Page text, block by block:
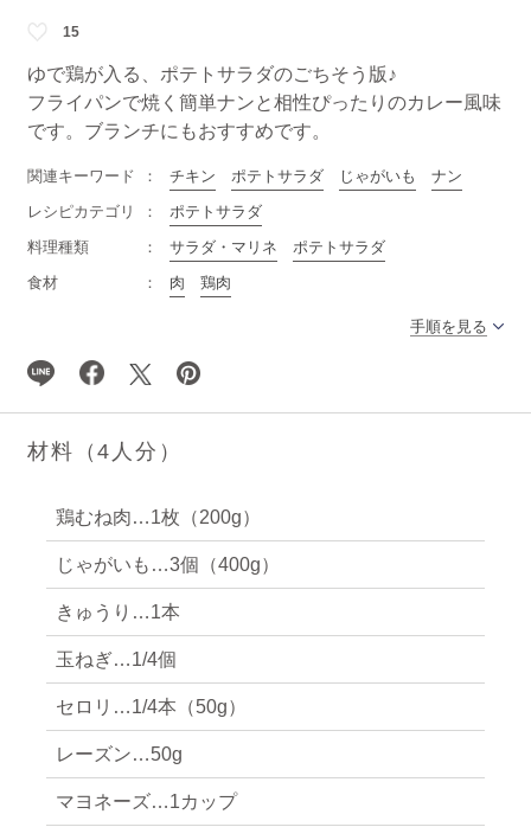
15
ゆで鶏が入る、ポテトサラダのごちそう版♪
フライパンで焼く簡単ナンと相性ぴったりのカレー風味
です。ブランチにもおすすめです。
関連キーワード チキン ポテトサラダ じゃがいも
ナン
レシピカテゴリ
ポテトサラダ
料理種類
サラダ・マリネ
ポテトサラダ
食材
肉 鶏肉
手順を見る
材料（4人分）
鶏むね肉…1枚（200g）
じゃがいも…3個（400g）
きゅうり…1本
玉ねぎ…1/4個
セロリ…1/4本（50g）
レーズン…50g
マヨネーズ…1カップ